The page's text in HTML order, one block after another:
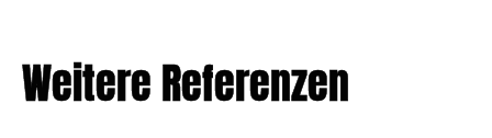
Weitere Referenzen